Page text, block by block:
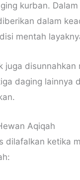
kurban.
dalam
mentah
juga disunnahkan
daging lainnya
Aqiqah
dilafalkan ketika